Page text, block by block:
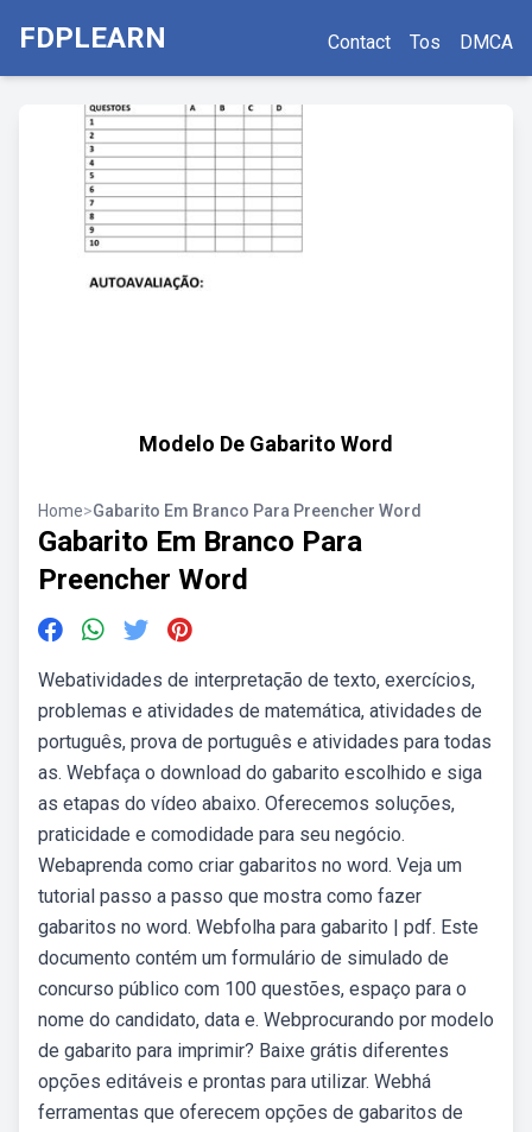
FDPLEARN Contact Tos DMCA
Modelo De Gabarito Word
Home>Gabarito Em Branco Para Preencher Word
Gabarito Em Branco Para
Preencher Word
Webatividades de interpretação de texto, exercícios,
problemas e atividades de matemática, atividades de
português, prova de português e atividades para todas
as. Webfaça o download do gabarito escolhido e siga
as etapas do vídeo abaixo. Oferecemos soluções,
praticidade e comodidade para seu negócio.
Webaprenda como criar gabaritos no word. Veja um
tutorial passo a passo que mostra como fazer
gabaritos no word. Webfolha para gabarito | pdf. Este
documento contém um formulário de simulado de
concurso público com 100 questões, espaço para o
nome do candidato, data e. Webprocurando por modelo
de gabarito para imprimir? Baixe grátis diferentes
opções editáveis e prontas para utilizar. Webhá
ferramentas que oferecem opções de gabaritos de